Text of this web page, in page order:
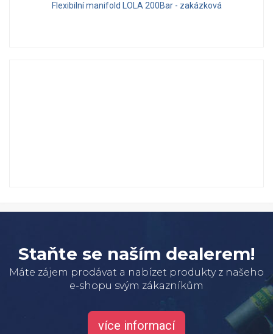
Flexibilní manifold LOLA 200Bar - zakázková
Staňte se naším dealerem!
Máte zájem prodávat a nabízet produkty z našeho
e-shopu svým zákazníkům
více informací